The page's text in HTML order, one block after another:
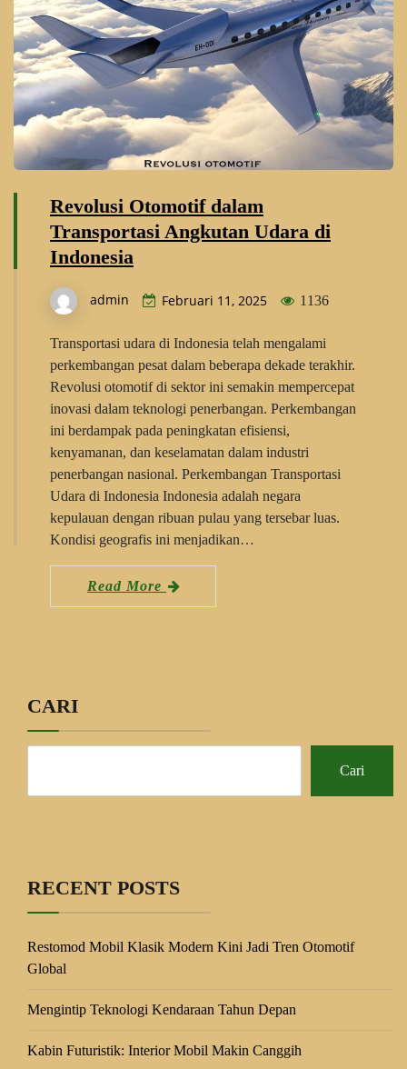
Revolusi Otomotif dalam
Transportasi Angkutan Udara di
Indonesia
admin Februari 11, 2025 1136
Transportasi udara di Indonesia telah mengalami
perkembangan pesat dalam beberapa dekade terakhir.
Revolusi otomotif di sektor ini semakin mempercepat
inovasi dalam teknologi penerbangan. Perkembangan
ini berdampak pada peningkatan efisiensi,
kenyamanan, dan keselamatan dalam industri
penerbangan nasional. Perkembangan Transportasi
Udara di Indonesia Indonesia adalah negara
kepulauan dengan ribuan pulau yang tersebar luas.
Kondisi geografis ini menjadikan…
Read More
CARI
Cari
RECENT POSTS
Restomod Mobil Klasik Modern Kini Jadi Tren Otomotif
Global
Mengintip Teknologi Kendaraan Tahun Depan
Kabin Futuristik: Interior Mobil Makin Canggih